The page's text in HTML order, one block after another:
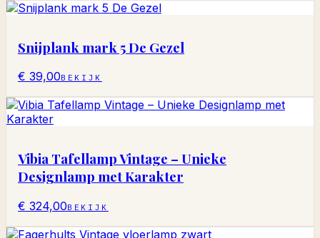
Snijplank mark 5 De Gezel
€ 39,00BEKIJK
Vibia Tafellamp Vintage – Unieke
Designlamp met Karakter
€ 324,00BEKIJK